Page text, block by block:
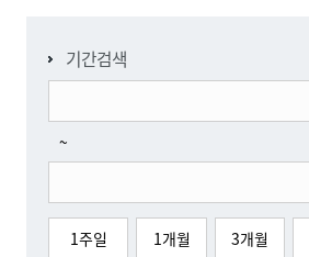
기간검색
~
1주일 1개월 3개월